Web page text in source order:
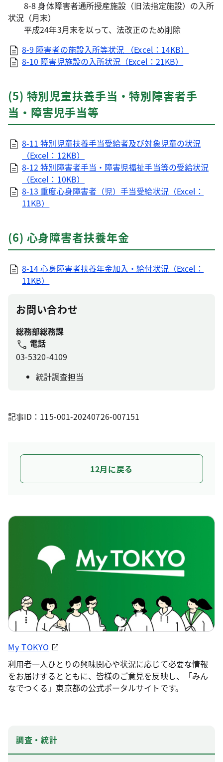
8-8 身体障害者通所授産施設（旧法指定施設）の入所
状況（月末）
平成24年3月末を以って、法改正のため削除
8-9 障害者の施設入所等状況 （Excel：14KB）
8-10 障害児施設の入所状況（Excel：21KB）
(5) 特別児童扶養手当・特別障害者手
当・障害児手当等
8-11 特別児童扶養手当受給者及び対象児童の状況
（Excel：12KB）
8-12 特別障害者手当・障害児福祉手当等の受給状況
（Excel：10KB）
8-13 重度心身障害者（児）手当受給状況（Excel：
11KB）
(6) 心身障害者扶養年金
8-14 心身障害者扶養年金加入・給付状況（Excel：
11KB）
お問い合わせ
総務部総務課
電話
03-5320-4109
統計調査担当
記事ID：115-001-20240726-007151
12月に戻る
My TOKYO
利用者一人ひとりの興味関心や状況に応じて必要な情報
をお届けするとともに、皆様のご意見を反映し、「みん
なでつくる」東京都の公式ポータルサイトです。
調査・統計